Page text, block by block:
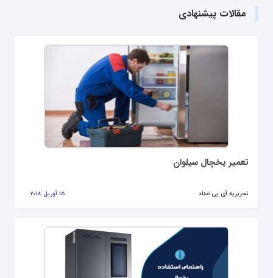
مقالات پیشنهادی
تعمیر یخچال سیلوان
تحریریه آی پی امداد 15 آوریل 2018